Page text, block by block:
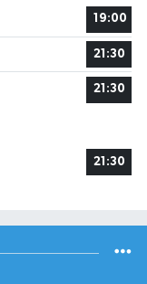
19:00
21:30
21:30
21:30